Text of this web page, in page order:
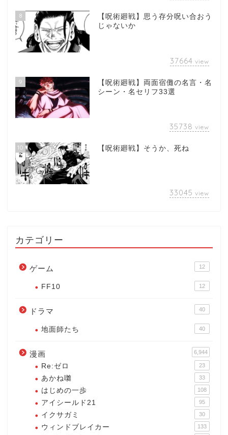
8
【呪術廻戦】思う存分呪い合おう
じゃないか
37664 view
9
【呪術廻戦】両面宿儺の名言・名
シーン・名セリフ33選
35738 view
10 【呪術廻戦】そうか、死ね
33045 view
カテゴリー
ゲーム 12
FF10 12
ドラマ 40
地面師たち 40
漫画 6,944
Re:ゼロ 23
あかね囃 33
はじめの一歩 108
アイシールド21 95
イクサガミ 30
ウィンドブレイカー 133